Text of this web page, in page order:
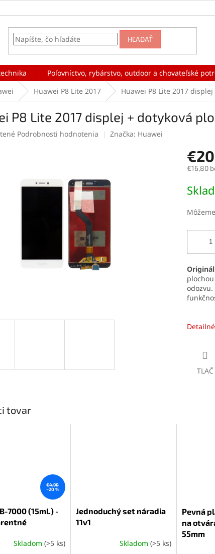
HĽADAŤ
Poľovníctvo, rybárstvo, outdoor a chovateľské
Huawei P8 Lite 2017 Huawei P8 Lite 2017
P8 Lite 2017 displej + dotyková
Podrobnosti hodnotenia Značka: Huawei
€16,80
cena:
TLAČ
tovar
€4,90
–20 %
7000 (15ml.) -
Skladom (>5 ks)
Jednoduchý set náradia
11v1
Skladom (>5 ks)
Pevná
na
55mm